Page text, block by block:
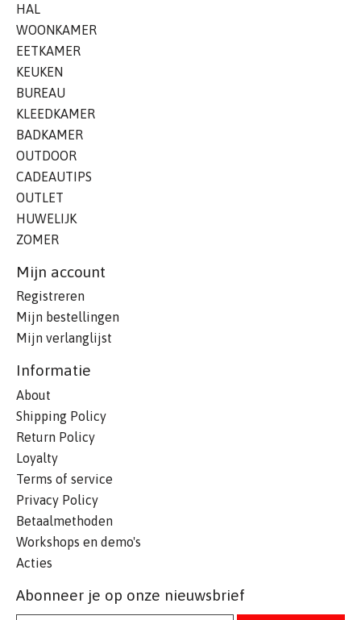
HAL
WOONKAMER
EETKAMER
KEUKEN
BUREAU
KLEEDKAMER
BADKAMER
OUTDOOR
CADEAUTIPS
OUTLET
HUWELIJK
ZOMER
Mijn account
Registreren
Mijn bestellingen
Mijn verlanglijst
Informatie
About
Shipping Policy
Return Policy
Loyalty
Terms of service
Privacy Policy
Betaalmethoden
Workshops en demo's
Acties
Abonneer je op onze nieuwsbrief